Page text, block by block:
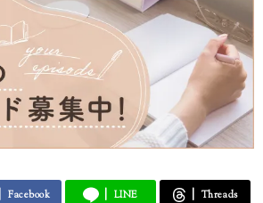
Facebook LINE Threads